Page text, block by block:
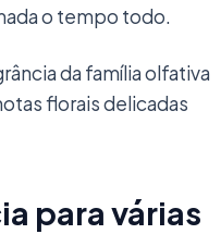
o tempo todo.
da família olfativa
florais delicadas
para várias